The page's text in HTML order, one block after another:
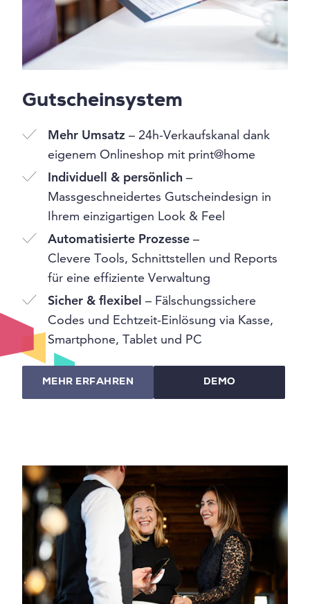
Gutscheinsystem
Mehr Umsatz – 24h-Verkaufskanal dank
eigenem Onlineshop mit print@home
Individuell & persönlich –
Massgeschneidertes Gutscheindesign in
Ihrem einzigartigen Look & Feel
Automatisierte Prozesse –
Clevere Tools, Schnittstellen und Reports
für eine effiziente Verwaltung
Sicher & flexibel – Fälschungssichere
Codes und Echtzeit-Einlösung via Kasse,
Smartphone, Tablet und PC
MEHR ERFAHREN DEMO